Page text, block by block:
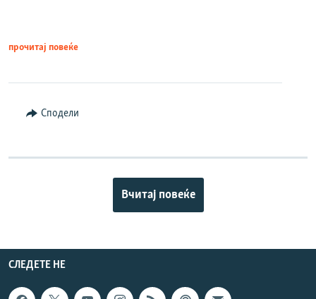
прочитај повеќе
Сподели
Вчитај повеќе
СЛЕДЕТЕ НЕ